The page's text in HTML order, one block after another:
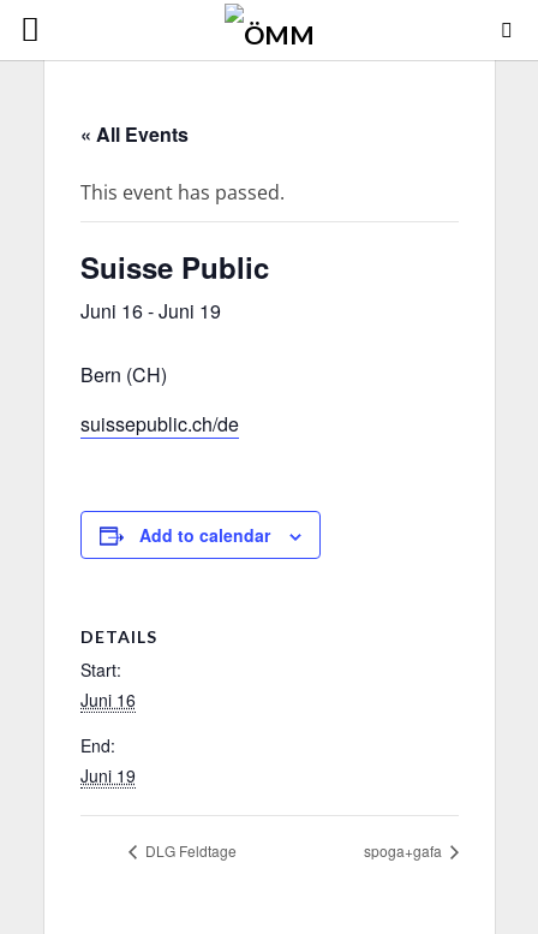
« All Events
This event has passed.
Suisse Public
Juni 16-Juni 19
Bern (CH)
suissepublic.ch/de
Add to calendar
DETAILS
Start:
Juni 16
End:
Juni 19
DLG Feldtage spoga+gafa